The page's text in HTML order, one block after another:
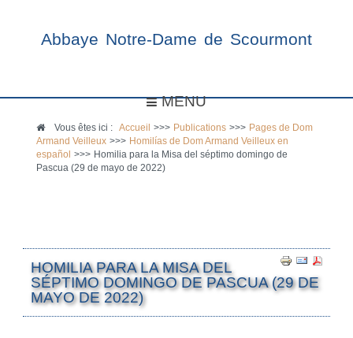
Abbaye Notre-Dame de Scourmont
MENU
Vous êtes ici :Accueil >>> Publications >>> Pages de Dom
Armand Veilleux >>> Homilías de Dom Armand Veilleux en
español
>>> Homilia para la Misa del séptimo domingo de
Pascua (29 de mayo de 2022)
HOMILIA PARA LA MISA DEL
SÉPTIMO DOMINGO DE PASCUA (29 DE
MAYO DE 2022)